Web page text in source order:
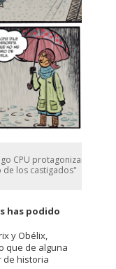
CPU protagonizan
de los castigados"
has podido
y Obélix,
que de alguna
de historia